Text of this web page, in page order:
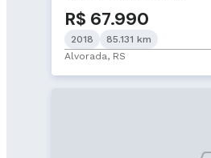
R$ 67.990
2018
85.131 km
Alvorada, RS